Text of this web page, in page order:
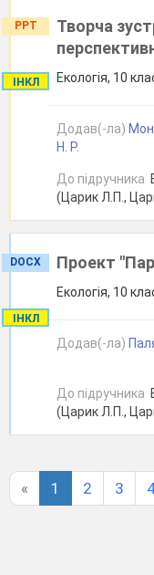
PPT
ІНКЛ
Творча
Екологія, 10
Додав(-ла)
Н. Р.
До підручника
(Царик Л.П.,
DOCX
ІНКЛ
Проект
Екологія, 10
Додав(-ла)
До підручника
(Царик Л.П.,
« 1 2 3